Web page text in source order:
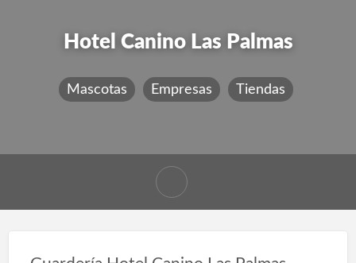
Hotel Canino Las Palmas
Mascotas Empresas Tiendas